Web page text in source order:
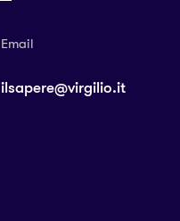
Email
ilsapere@virgilio.it